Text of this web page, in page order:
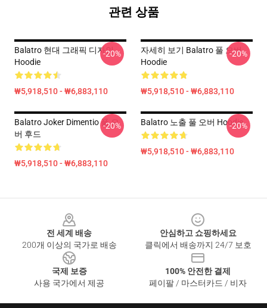
관련 상품
Balatro 현대 그래픽 디자인
Hoodie
₩5,918,510 - ₩6,883,110
-20%
자세히 보기 Balatro 풀 오버
Hoodie
₩5,918,510 - ₩6,883,110
-20%
Balatro Joker Dimentio 풀 오
버 후드
₩5,918,510 - ₩6,883,110
-20% Balatro 노출 풀 오버 Hoodie
₩5,918,510 - ₩6,883,110
-20%
전 세계 배송
200개 이상의 국가로 배송
안심하고 쇼핑하세요
클릭에서 배송까지 24/7 보호
국제 보증
사용 국가에서 제공
100% 안전한 결제
페이팔 / 마스터카드 / 비자